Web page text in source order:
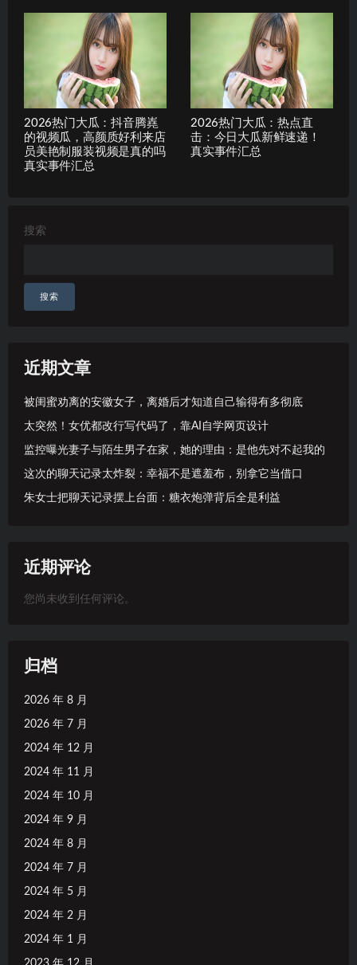
2026热门大瓜：抖音腾嶤
的视频瓜，高颜质好利来店
员美艳制服装视频是真的吗
真实事件汇总
2026热门大瓜：热点直
击：今日大瓜新鲜速递！
真实事件汇总
搜索
搜索
近期文章
被闺蜜劝离的安徽女子，离婚后才知道自己输得有多彻底
太突然！女优都改行写代码了，靠AI自学网页设计
监控曝光妻子与陌生男子在家，她的理由：是他先对不起我的
这次的聊天记录太炸裂：幸福不是遮羞布，别拿它当借口
朱女士把聊天记录摆上台面：糖衣炮弹背后全是利益
近期评论
您尚未收到任何评论。
归档
2026 年 8 月
2026 年 7 月
2024 年 12 月
2024 年 11 月
2024 年 10 月
2024 年 9 月
2024 年 8 月
2024 年 7 月
2024 年 5 月
2024 年 2 月
2024 年 1 月